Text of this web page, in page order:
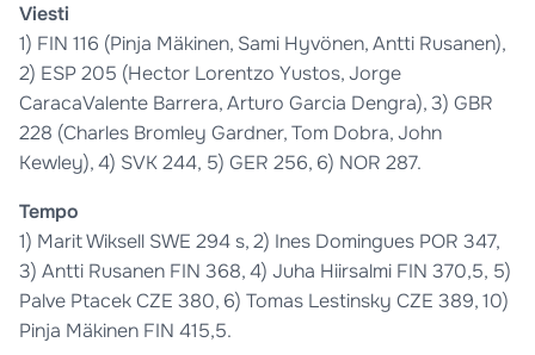
Viesti
1) FIN 116 (Pinja Mäkinen, Sami Hyvönen, Antti Rusanen),
2) ESP 205 (Hector Lorentzo Yustos, Jorge
CaracaValente Barrera, Arturo Garcia Dengra), 3) GBR
228 (Charles Bromley Gardner, Tom Dobra, John
Kewley), 4) SVK 244, 5) GER 256, 6) NOR 287.
Tempo
1) Marit Wiksell SWE 294 s, 2) Ines Domingues POR 347,
3) Antti Rusanen FIN 368, 4) Juha Hiirsalmi FIN 370,5, 5)
Palve Ptacek CZE 380, 6) Tomas Lestinsky CZE 389, 10)
Pinja Mäkinen FIN 415,5.